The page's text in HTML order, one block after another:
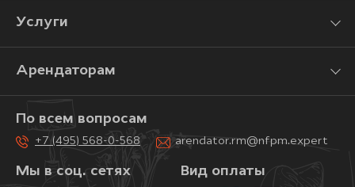
Услуги
Арендаторам
Мы в соц. сетях
По всем вопросам
+7 (495) 568-0-568 arendator.rm@nfpm.expert
Вид оплаты